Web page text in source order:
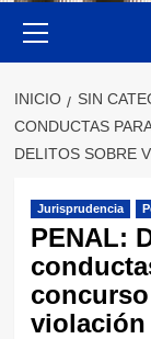
primario
INICIO SIN
CONDUCTAS
DELITOS SOBRE
Jurisprudencia
PENAL:
violación